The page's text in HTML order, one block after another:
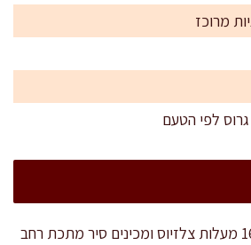
לפי הטעם
מחממים תנור ל-160 מעלות צלזיוס ומכינים סיר מתכת רחב